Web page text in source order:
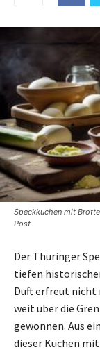
Speckkuchen mit
Post
Der Thüringer
tiefen
Duft erfreut nicht
weit über die
gewonnen. Aus
dieser Kuchen